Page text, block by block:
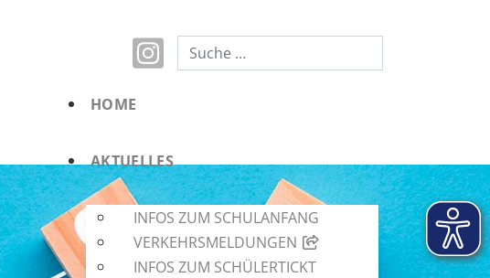
Suchen
HOME
AKTUELLES
INFOS ZUM SCHULANFANG
VERKEHRSMELDUNGEN
INFOS ZUM SCHÜLERTICKT